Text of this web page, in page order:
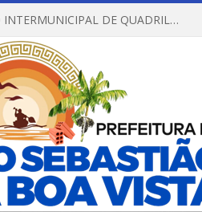
REGULAMENTO DO X CONCURSO INTERMUNICIPAL DE QUADRILHAS JUNINAS – 2026 – ARRAIÁ DA VENEZA